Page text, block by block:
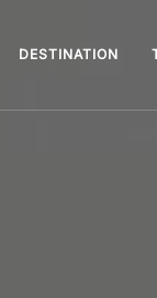
DESTINATION